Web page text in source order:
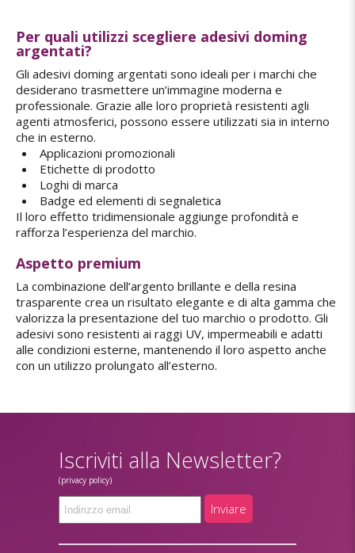
Per quali utilizzi scegliere adesivi doming
argentati?
Gli adesivi doming argentati sono ideali per i marchi che
desiderano trasmettere un’immagine moderna e
professionale. Grazie alle loro proprietà resistenti agli
agenti atmosferici, possono essere utilizzati sia in interno
che in esterno.
Applicazioni promozionali
Etichette di prodotto
Loghi di marca
Badge ed elementi di segnaletica
Il loro effetto tridimensionale aggiunge profondità e
rafforza l’esperienza del marchio.
Aspetto premium
La combinazione dell’argento brillante e della resina
trasparente crea un risultato elegante e di alta gamma che
valorizza la presentazione del tuo marchio o prodotto. Gli
adesivi sono resistenti ai raggi UV, impermeabili e adatti
alle condizioni esterne, mantenendo il loro aspetto anche
con un utilizzo prolungato all’esterno.
Iscriviti alla Newsletter?
(privacy policy)
Inviare